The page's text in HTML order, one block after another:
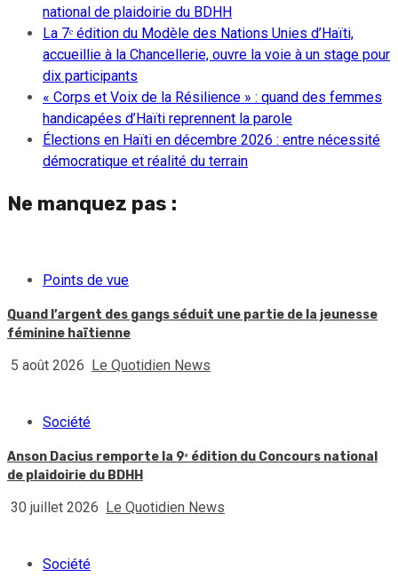
national de plaidoirie du BDHH
La 7ᵉ édition du Modèle des Nations Unies d’Haïti,
accueillie à la Chancellerie, ouvre la voie à un stage pour
dix participants
« Corps et Voix de la Résilience » : quand des femmes
handicapées d’Haïti reprennent la parole
Élections en Haïti en décembre 2026 : entre nécessité
démocratique et réalité du terrain
Ne manquez pas :
Points de vue
Quand l’argent des gangs séduit une partie de la jeunesse
féminine haïtienne
5 août 2026 Le Quotidien News
Société
Anson Dacius remporte la 9ᵉ édition du Concours national
de plaidoirie du BDHH
30 juillet 2026 Le Quotidien News
Société